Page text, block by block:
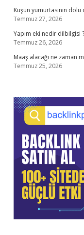
Kuşun yumurtasının dolu
Temmuz 27, 2026
Yapım eki nedir dilbilgisi ?
Temmuz 26, 2026
Maaş alacağı ne zaman
Temmuz 25, 2026